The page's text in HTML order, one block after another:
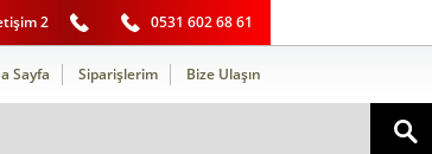
2 0531 602 68 61
Sayfa Siparişlerim Bize Ulaşın